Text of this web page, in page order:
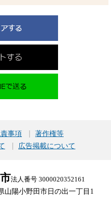
事項
著作権等
広告掲載について
法人番号 3000020352161
山陽小野田市日の出一丁目1